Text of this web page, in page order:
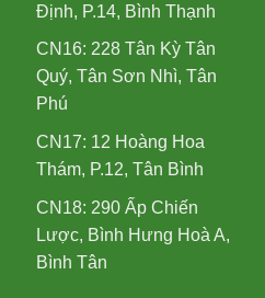
Định, P.14, Bình Thạnh
CN16: 228 Tân Kỳ Tân
Quý, Tân Sơn Nhì, Tân
Phú
CN17: 12 Hoàng Hoa
Thám, P.12, Tân Bình
CN18: 290 Ấp Chiến
Lược, Bình Hưng Hoà A,
Bình Tân